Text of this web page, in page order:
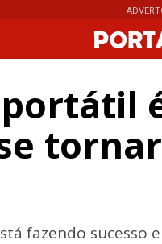
fazendo sucesso